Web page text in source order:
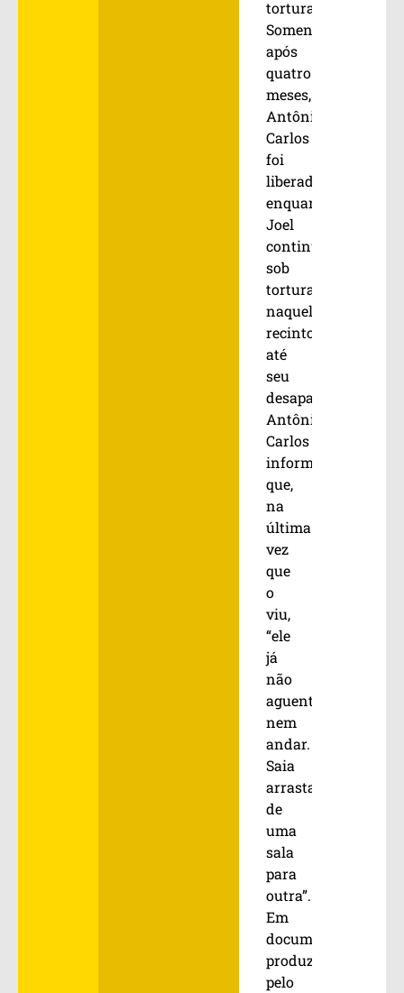
tortura.
Somente
após
quatro
meses,
Antônio
Carlos
foi
liberado,
enquanto
Joel
continuou
sob
torturas
naquele
recinto
até
seu
desaparecimento.
Antônio
Carlos
informou
que,
na
última
vez
que
o
viu,
“ele
já
não
aguentava
nem
andar.
Saia
arrastado
de
uma
sala
para
outra”.
Em
documentos
produzidos
pelo